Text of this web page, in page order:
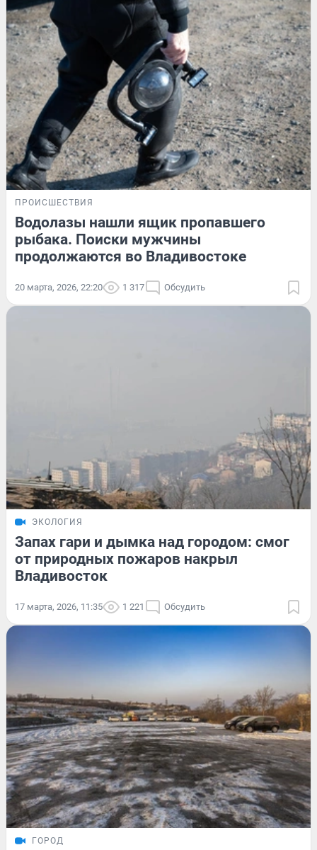
ПРОИСШЕСТВИЯ
Водолазы нашли ящик пропавшего
рыбака. Поиски мужчины
продолжаются во Владивостоке
20 марта, 2026, 22:20 1 317 Обсудить
ЭКОЛОГИЯ
Запах гари и дымка над городом: смог
от природных пожаров накрыл
Владивосток
17 марта, 2026, 11:35 1 221 Обсудить
ГОРОД